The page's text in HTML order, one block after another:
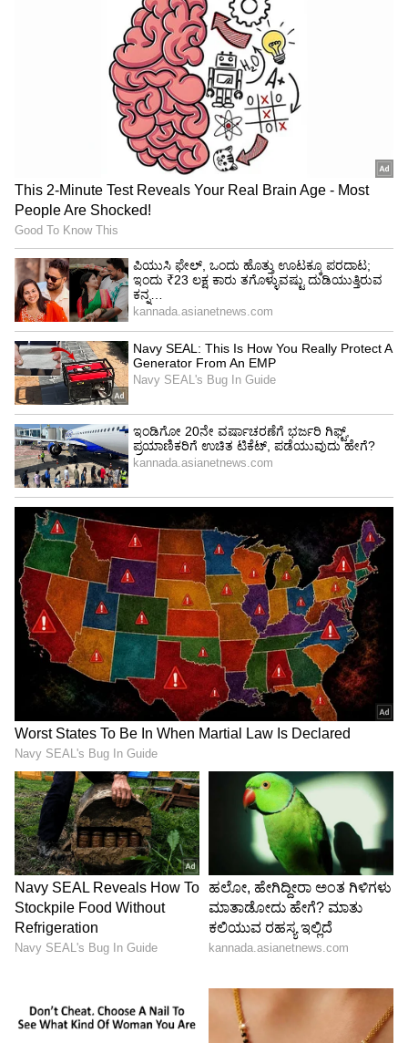
ಚೀನಾ ಮತ್ತು ಭೂತಾನ್‌ನಲ್ಲಿ ಸಂಭವಿಸಿದ ಭೂಕಂಪವು
ರಿಕ್ಟರ್ ಮಾಪಕದಲ್ಲಿ 5.3 ರಷ್ಟಿತ್ತು. ಕೇಂದ್ರಬಿಂದು ಭೂತಾನ್